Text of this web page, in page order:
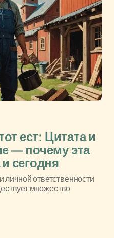
ест: Цитата и
— почему эта
сегодня
личной ответственности
множество